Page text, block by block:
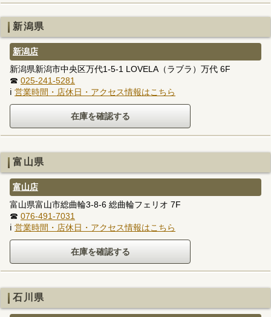
新潟県
新潟店
新潟県新潟市中央区万代1-5-1 LOVELA（ラブラ）万代 6F
☎ 025-241-5281
ℹ 営業時間・店休日・アクセス情報はこちら
富山県
富山店
富山県富山市総曲輪3-8-6 総曲輪フェリオ 7F
☎ 076-491-7031
ℹ 営業時間・店休日・アクセス情報はこちら
石川県